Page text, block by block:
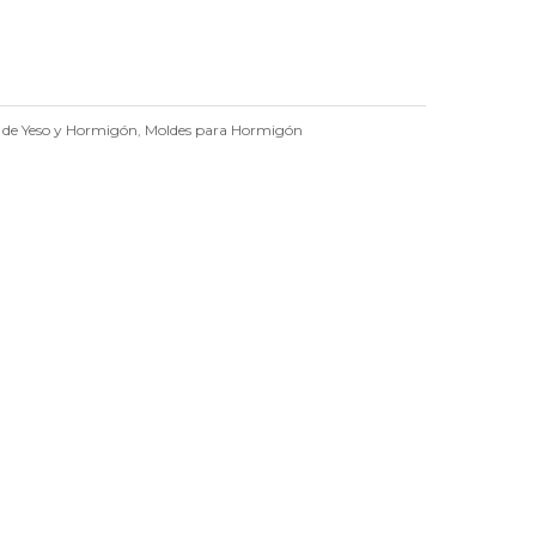
Yeso y Hormigón Moldes para Hormigón